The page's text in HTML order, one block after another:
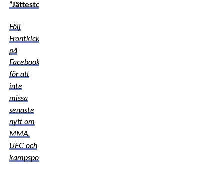
”Jättestort”
Följ
Frontkick.online
på
Facebook
för att
inte
missa
senaste
nytt om
MMA,
UFC och
kampsport!